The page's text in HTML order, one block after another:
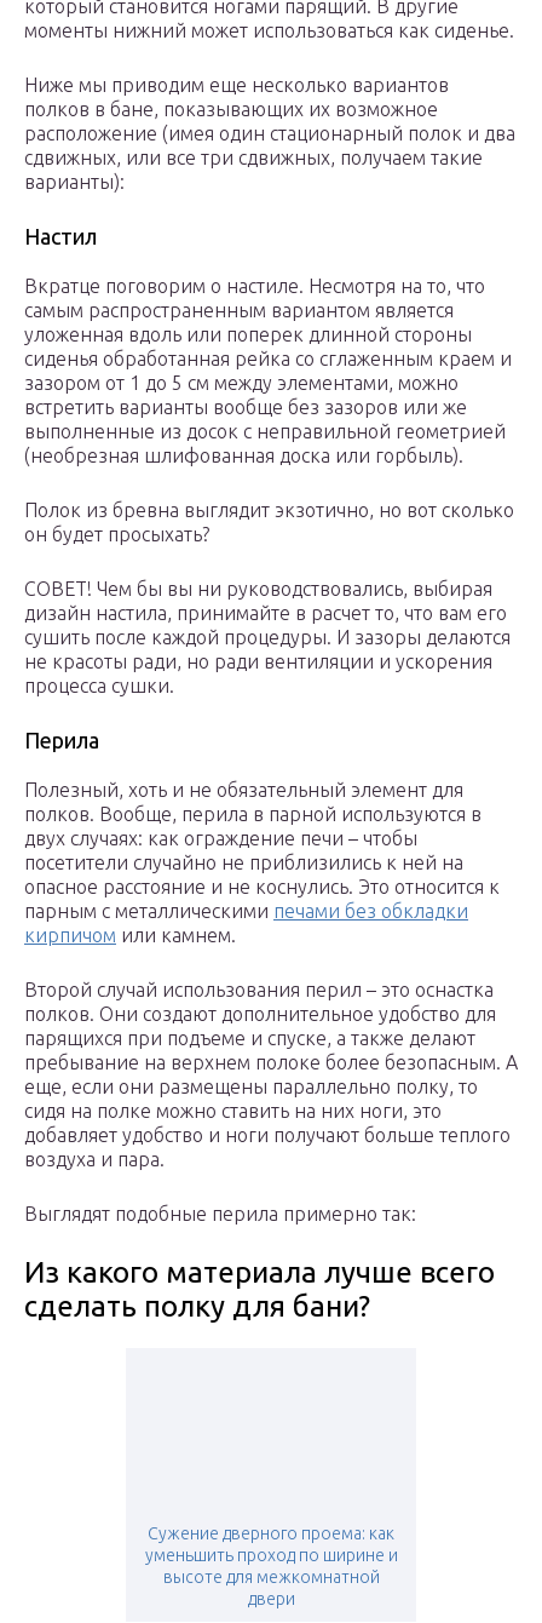
который становится ногами парящий. В другие
моменты нижний может использоваться как сиденье.
Ниже мы приводим еще несколько вариантов
полков в бане, показывающих их возможное
расположение (имея один стационарный полок и два
сдвижных, или все три сдвижных, получаем такие
варианты):
Настил
Вкратце поговорим о настиле. Несмотря на то, что
самым распространенным вариантом является
уложенная вдоль или поперек длинной стороны
сиденья обработанная рейка со сглаженным краем и
зазором от 1 до 5 см между элементами, можно
встретить варианты вообще без зазоров или же
выполненные из досок с неправильной геометрией
(необрезная шлифованная доска или горбыль).
Полок из бревна выглядит экзотично, но вот сколько
он будет просыхать?
СОВЕТ! Чем бы вы ни руководствовались, выбирая
дизайн настила, принимайте в расчет то, что вам его
сушить после каждой процедуры. И зазоры делаются
не красоты ради, но ради вентиляции и ускорения
процесса сушки.
Перила
Полезный, хоть и не обязательный элемент для
полков. Вообще, перила в парной используются в
двух случаях: как ограждение печи – чтобы
посетители случайно не приблизились к ней на
опасное расстояние и не коснулись. Это относится к
парным с металлическими печами без обкладки
кирпичом или камнем.
Второй случай использования перил – это оснастка
полков. Они создают дополнительное удобство для
парящихся при подъеме и спуске, а также делают
пребывание на верхнем полоке более безопасным. А
еще, если они размещены параллельно полку, то
сидя на полке можно ставить на них ноги, это
добавляет удобство и ноги получают больше теплого
воздуха и пара.
Выглядят подобные перила примерно так:
Из какого материала лучше всего
сделать полку для бани?
Сужение дверного проема: как
уменьшить проход по ширине и
высоте для межкомнатной
двери